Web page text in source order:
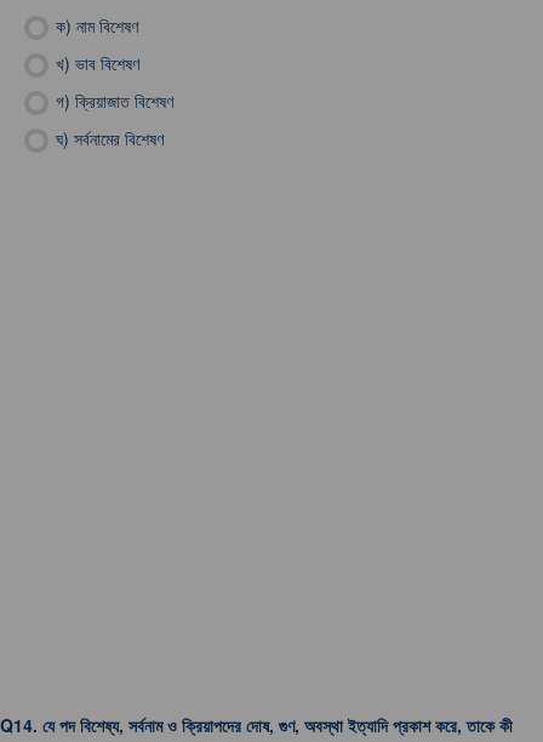
ক) নাম বিশেষণ
খ) ভাব বিশেষণ
গ) ক্রিয়াজাত বিশেষণ
ঘ) সর্বনামের বিশেষণ
Q14. যে পদ বিশেষ্য, সর্বনাম ও ক্রিয়াপদের দোষ, গুণ, অবস্থা ইত্যাদি প্রকাশ করে, তাকে কী